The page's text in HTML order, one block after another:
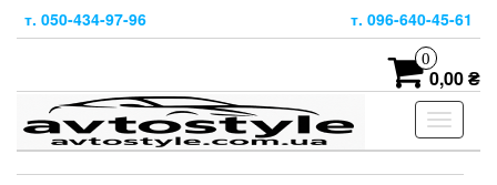
т. 050-434-97-96 т. 096-640-45-61
0
0,00 ₴
Toggle